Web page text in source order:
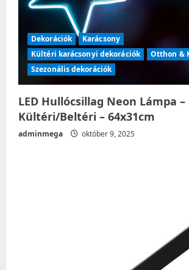
Dekorációk
Karácsony
Kültéri karácsonyi dekorációk
Otthon &
Szezonális dekorációk
LED Hullócsillag Neon Lámpa –
Kültéri/Beltéri – 64x31cm
adminmega október 9, 2025